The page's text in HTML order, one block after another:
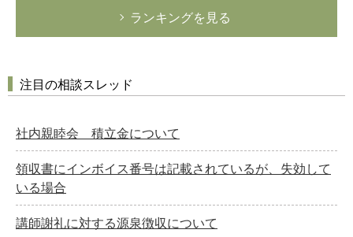
ランキングを見る
注目の相談スレッド
社内親睦会 積立金について
領収書にインボイス番号は記載されているが、失効して
いる場合
講師謝礼に対する源泉徴収について